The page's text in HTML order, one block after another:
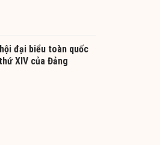
đại biểu toàn quốc
XIV của Đảng